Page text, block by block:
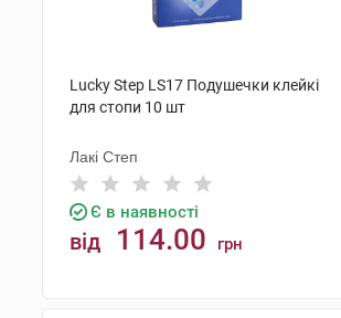
Lucky Step LS17 Подушечки клейкі
для стопи 10 шт
Лакі Степ
Є в наявності
від 114.00 грн